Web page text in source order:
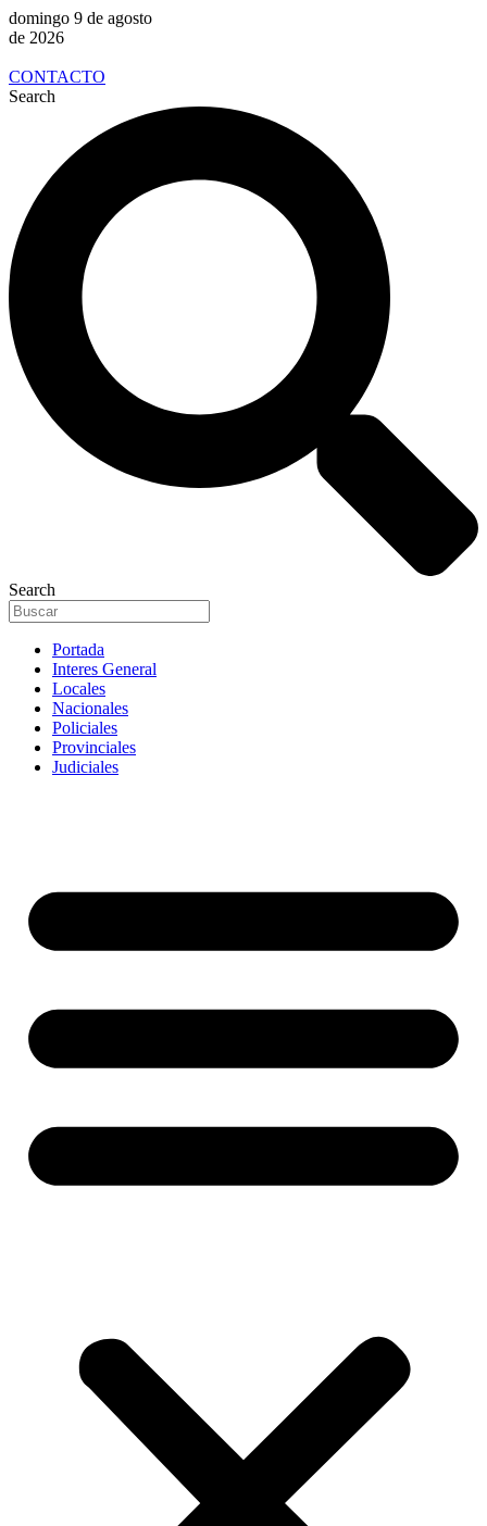
domingo 9 de agosto
de 2026
CONTACTO
Search
Search
Portada
Interes General
Locales
Nacionales
Policiales
Provinciales
Judiciales